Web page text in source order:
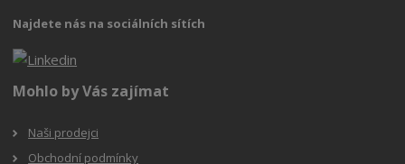
Najdete nás na sociálních sítích
Mohlo by Vás zajímat
Naši prodejci
Obchodní podmínky